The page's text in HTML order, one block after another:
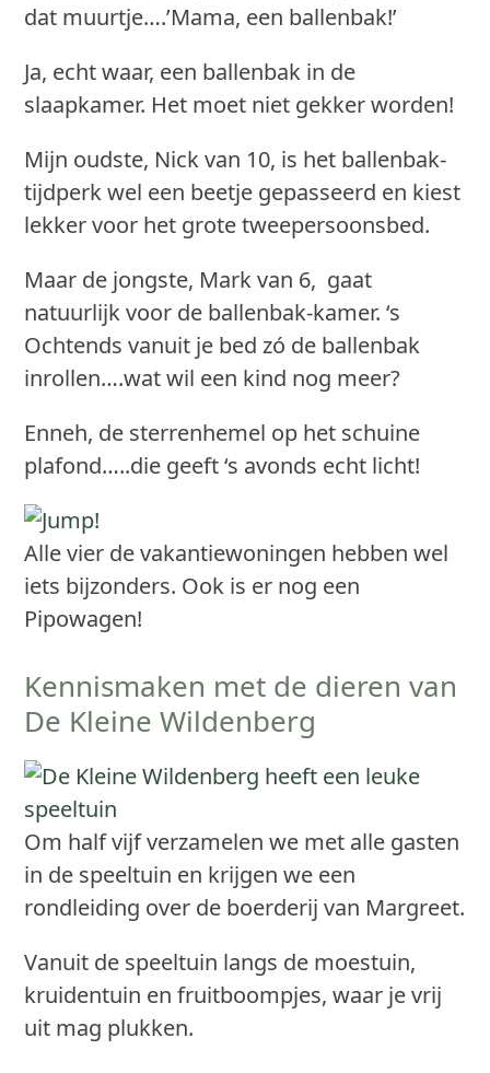
dat muurtje….’Mama, een ballenbak!’
Ja, echt waar, een ballenbak in de
slaapkamer. Het moet niet gekker worden!
Mijn oudste, Nick van 10, is het ballenbak-
tijdperk wel een beetje gepasseerd en kiest
lekker voor het grote tweepersoonsbed.
Maar de jongste, Mark van 6, gaat
natuurlijk voor de ballenbak-kamer. ‘s
Ochtends vanuit je bed zó de ballenbak
inrollen….wat wil een kind nog meer?
Enneh, de sterrenhemel op het schuine
plafond…..die geeft ‘s avonds echt licht!
Alle vier de vakantiewoningen hebben wel
iets bijzonders. Ook is er nog een
Pipowagen!
Kennismaken met de dieren van
De Kleine Wildenberg
Om half vijf verzamelen we met alle gasten
in de speeltuin en krijgen we een
rondleiding over de boerderij van Margreet.
Vanuit de speeltuin langs de moestuin,
kruidentuin en fruitboompjes, waar je vrij
uit mag plukken.